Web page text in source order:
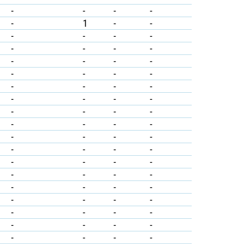
-
- -
-
-
1 -
-
-
- -
-
-
- -
-
-
- -
-
-
- -
-
-
- -
-
-
- -
-
-
- -
-
-
- -
-
-
- -
-
-
- -
-
-
- -
-
-
- -
-
-
- -
-
-
- -
-
-
- -
-
-
- -
-
-
- - -